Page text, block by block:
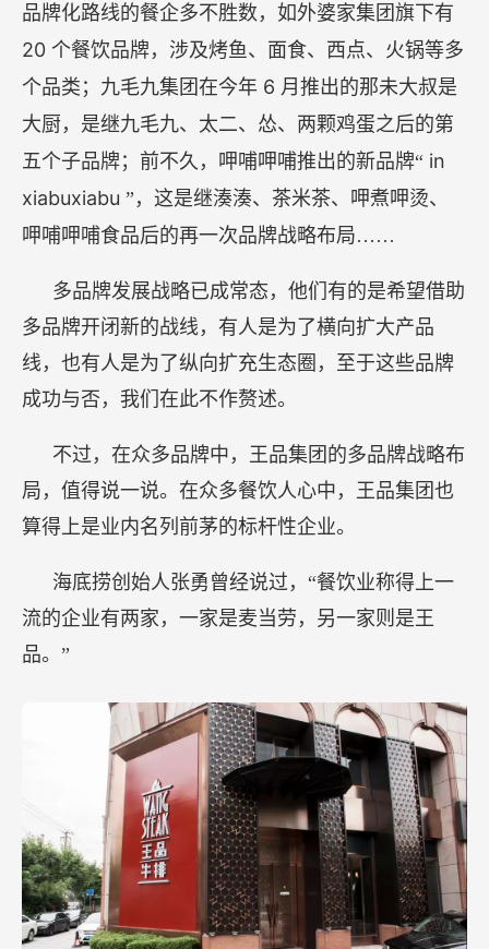
品牌化路线的餐企多不胜数，如外婆家集团旗下有
20 个餐饮品牌，涉及烤鱼、面食、西点、火锅等多
个品类；九毛九集团在今年 6 月推出的那未大叔是
大厨，是继九毛九、太二、怂、两颗鸡蛋之后的第
五个子品牌；前不久，呷哺呷哺推出的新品牌“ in
xiabuxiabu ”，这是继湊湊、茶米茶、呷煮呷烫、
呷哺呷哺食品后的再一次品牌战略布局……
多品牌发展战略已成常态，他们有的是希望借助
多品牌开闭新的战线，有人是为了横向扩大产品
线，也有人是为了纵向扩充生态圈，至于这些品牌
成功与否，我们在此不作赘述。
不过，在众多品牌中，王品集团的多品牌战略布
局，值得说一说。在众多餐饮人心中，王品集团也
算得上是业内名列前茅的标杆性企业。
海底捞创始人张勇曾经说过，“餐饮业称得上一
流的企业有两家，一家是麦当劳，另一家则是王
品。”